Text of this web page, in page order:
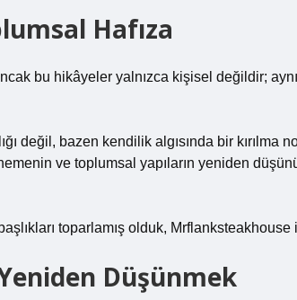
Hafıza
bu hikâyeler yalnızca kişisel değildir;
değil, bazen kendilik algısında bir kırılma
ve toplumsal yapıların yeniden
toparlamış olduk, Mrflanksteakhouse
Düşünmek